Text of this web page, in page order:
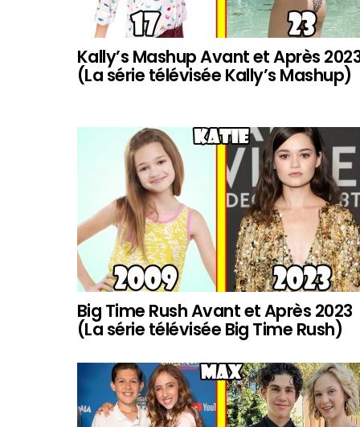
Kally’s Mashup Avant et Après
(La série télévisée Kally’s Mashup)
Big Time Rush Avant et Après 2023
(La série télévisée Big Time Rush)